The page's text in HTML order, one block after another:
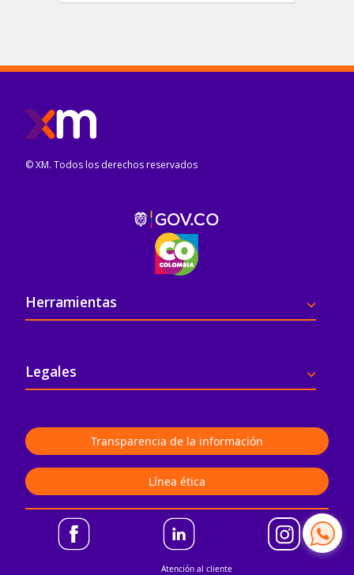
Atención al cliente
© XM. Todos los derechos reservados
Pie de página
Herramientas
Legales
Transparencia de la información
Línea ética